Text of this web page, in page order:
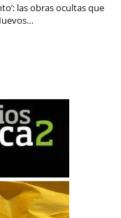
las obras ocultas que